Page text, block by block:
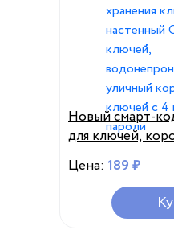
Новый смарт-
для ключей,
ключей,
ключей,
уличный корпус
цифрами,
Цена: 189 ₽